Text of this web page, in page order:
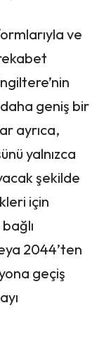
ve
geniş bir
ayrıca,
yalnızca
şekilde
için
2044’ten
geçiş